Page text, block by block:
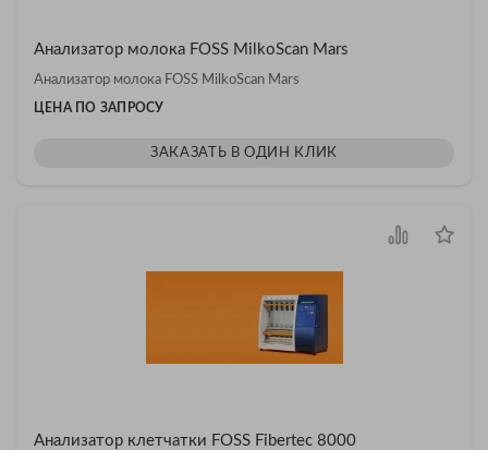
Анализатор молока FOSS MilkoScan Mars
Анализатор молока FOSS MilkoScan Mars
ЦЕНА ПО ЗАПРОСУ
ЗАКАЗАТЬ В ОДИН КЛИК
Анализатор клетчатки FOSS Fibertec 8000